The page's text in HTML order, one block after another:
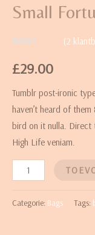
Small
4.00op 5
gebaseerd
klantbeoordelingen
(2
£29.00
Tumblr post-ironic
haven’t heard of
bird on it nulla. Direct
High Life veniam.
Categorie: Bags Tags: